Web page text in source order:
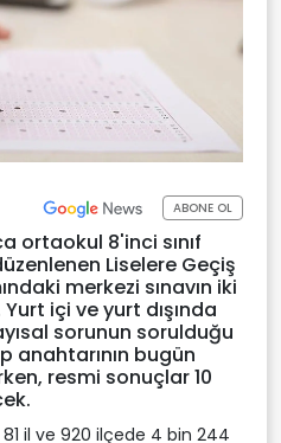
ABONE OL
ortaokul 8'inci sınıf
Liselere Geçiş
merkezi sınavın iki
içi ve yurt dışında
sorunun sorulduğu
anahtarının bugün
resmi sonuçlar 10
il ve 920 ilçede 4 bin 244